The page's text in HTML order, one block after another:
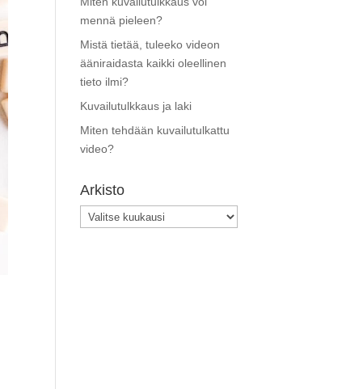
mennä pieleen?
Mistä tietää, tuleeko videon
ääniraidasta kaikki oleellinen
tieto ilmi?
Kuvailutulkkaus ja laki
Miten tehdään kuvailutulkattu
video?
Arkisto
Arkisto